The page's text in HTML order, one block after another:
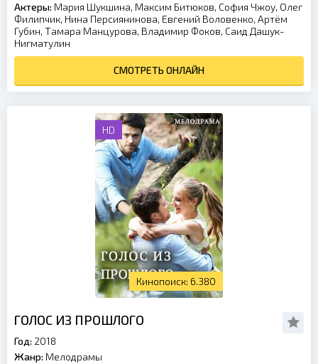
Актеры: Мария Шукшина, Максим Битюков, София Чжоу, Олег
Филипчик, Нина Персиянинова, Евгений Воловенко, Артём
Губин, Тамара Манцурова, Владимир Фоков, Саид Дашук-
Нигматулин
СМОТРЕТЬ ОНЛАЙН
HD
6.380
ГОЛОС ИЗ ПРОШЛОГО
Год: 2018
Жанр: Мелодрамы